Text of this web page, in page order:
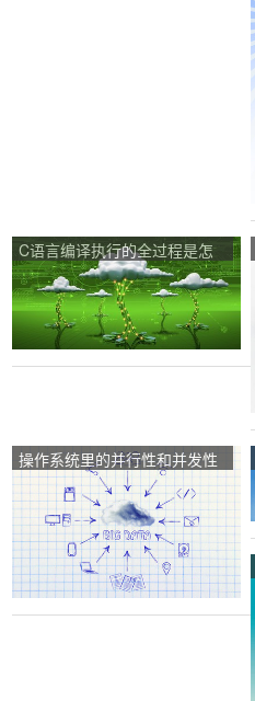
C语言编译执行的全过程是怎
样的？
操作系统里的并行性和并发性
指什么？